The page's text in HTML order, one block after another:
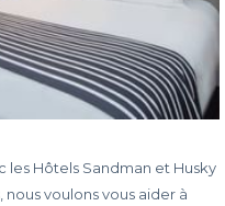
les Hôtels Sandman et Husky
voulons vous aider à